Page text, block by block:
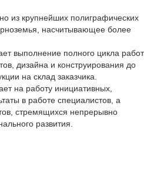
из крупнейших полиграфических
насчитывающее более
выполнение полного цикла работ
дизайна и конструирования до
на склад заказчика.
на работу инициативных,
в работе специалистов, а
стремящихся непрерывно
развития.